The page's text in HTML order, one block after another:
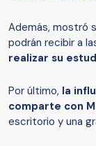
Además, mostró
podrán recibir a
realizar su
Por último, la
comparte con
escritorio y una